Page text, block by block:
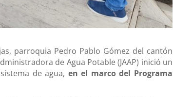
parroquia Pedro Pablo Gómez del cantón
de Agua Potable (JAAP) inició un
de agua, en el marco del Programa